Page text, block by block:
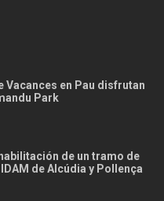
Vacances en Pau disfrutan
Park
de un tramo de
de Alcúdia y Pollença